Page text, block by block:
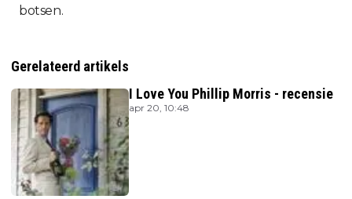
botsen.
Gerelateerd artikels
I Love You Phillip Morris - recensie
apr 20, 10:48